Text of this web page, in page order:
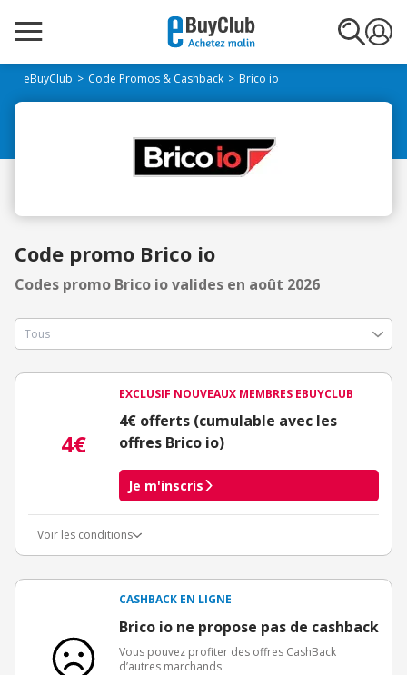
eBuyClub Code Promos & Cashback Brico io
Code promo Brico io
Codes promo Brico io valides en août 2026
4€
EXCLUSIF NOUVEAUX MEMBRES EBUYCLUB
4€ offerts (cumulable avec les
offres Brico io)
Je m'inscris
Voir les conditions
3€ de bienvenue crédités immédiatement + 1€ supplémentaire
Offre réservée à une toute première inscription chez eBuyClub.
CASHBACK EN LIGNE
Brico io ne propose pas de cashback
Vous pouvez profiter des offres CashBack
d’autres marchands